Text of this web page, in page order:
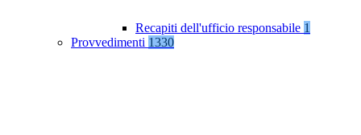
Recapiti dell'ufficio responsabile 1
Provvedimenti 1330